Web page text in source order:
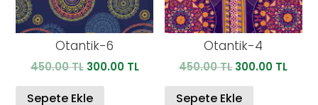
Otantik-6
450.00TL Orijinal
450.00 TL.
300.00 TLŞu
Sepete Ekle
Otantik-4
450.00TL Orijinal
450.00 TL.
300.00 TLŞu
Sepete Ekle